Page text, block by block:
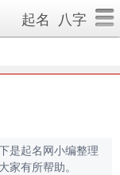
起名 八字
是起名网小编整理
家有所帮助。